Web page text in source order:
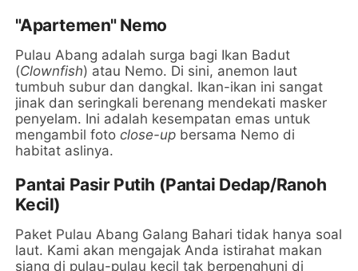
"Apartemen" Nemo
Pulau Abang adalah surga bagi Ikan Badut
(Clownfish) atau Nemo. Di sini, anemon laut
tumbuh subur dan dangkal. Ikan-ikan ini sangat
jinak dan seringkali berenang mendekati masker
penyelam. Ini adalah kesempatan emas untuk
mengambil fotoclose-up bersama Nemo di
habitat aslinya.
Pantai Pasir Putih (Pantai Dedap/Ranoh
Kecil)
Paket Pulau Abang Galang Bahari tidak hanya soal
laut. Kami akan mengajak Anda istirahat makan
siang di pulau-pulau kecil tak berpenghuni di